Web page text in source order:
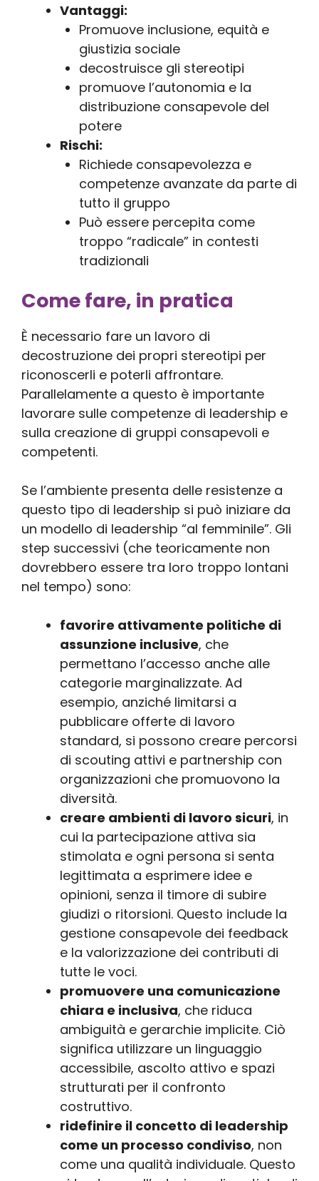
Vantaggi:
Promuove inclusione, equità e
giustizia sociale
decostruisce gli stereotipi
promuove l’autonomia e la
distribuzione consapevole del
potere
Rischi:
Richiede consapevolezza e
competenze avanzate da parte di
tutto il gruppo
Può essere percepita come
troppo “radicale” in contesti
tradizionali
Come fare, in pratica
È necessario fare un lavoro di
decostruzione dei propri stereotipi per
riconoscerli e poterli affrontare.
Parallelamente a questo è importante
lavorare sulle competenze di leadership e
sulla creazione di gruppi consapevoli e
competenti.
Se l’ambiente presenta delle resistenze a
questo tipo di leadership si può iniziare da
un modello di leadership “al femminile”. Gli
step successivi (che teoricamente non
dovrebbero essere tra loro troppo lontani
nel tempo) sono:
favorire attivamente politiche di
assunzione inclusive, che
permettano l’accesso anche alle
categorie marginalizzate. Ad
esempio, anziché limitarsi a
pubblicare offerte di lavoro
standard, si possono creare percorsi
di scouting attivi e partnership con
organizzazioni che promuovono la
diversità.
creare ambienti di lavoro sicuri, in
cui la partecipazione attiva sia
stimolata e ogni persona si senta
legittimata a esprimere idee e
opinioni, senza il timore di subire
giudizi o ritorsioni. Questo include la
gestione consapevole dei feedback
e la valorizzazione dei contributi di
tutte le voci.
promuovere una comunicazione
chiara e inclusiva, che riduca
ambiguità e gerarchie implicite. Ciò
significa utilizzare un linguaggio
accessibile, ascolto attivo e spazi
strutturati per il confronto
costruttivo.
ridefinire il concetto di leadership
come un processo condiviso, non
come una qualità individuale. Questo